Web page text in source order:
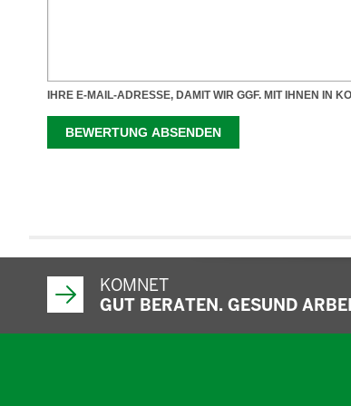
KOMNET
GUT BERATEN. GESUND